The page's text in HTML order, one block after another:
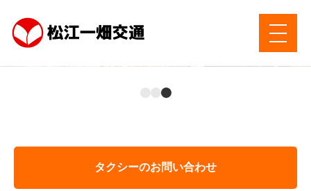
松江一畑交通は、「各種タクシー」「貸切バス」「空港連絡
バス」のサービスを通じて、地域の皆様の「足」として便利
と安心をお届けしています。
松江一畑交通は、「各種タクシー」「貸切バス」「空港連絡
バス」のサービスを通じて、地域の皆様の「足」として便利
と安心をお届けしています。
松江一畑交通は、「各種タクシー」「貸切バス」「空港連絡
バス」のサービスを通じて、地域の皆様の「足」として便利
と安心をお届けしています。
タクシーのお問い合わせ